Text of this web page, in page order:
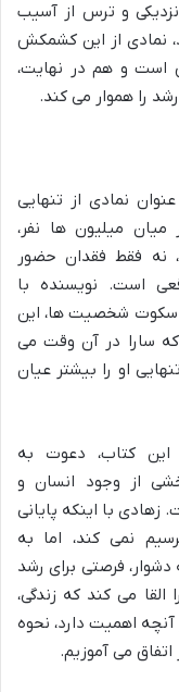
و ترس از آسیب
نمادی از این کشمکش
است و هم در نهایت،
را هموار می کند.
نمادی از تنهایی
میلیون ها نفر،
نه فقط فقدان حضور
است. نویسنده با
سکوت شخصیت ها، این
سارا در آن وقت می
او را بیشتر عیان
این کتاب، دعوت به
از وجود انسان و
با اینکه پایانی
نمی کند، اما به
فرصتی برای رشد
القا می کند که زندگی،
اهمیت دارد، نحوه
می آموزیم.